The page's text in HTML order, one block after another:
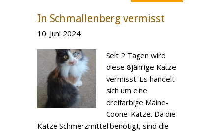
In Schmallenberg vermisst
10. Juni 2024
Seit 2 Tagen wird
diese 8jährige Katze
vermisst. Es handelt
sich um eine
dreifarbige Maine-
Coone-Katze. Da die
Katze Schmerzmittel benötigt, sind die